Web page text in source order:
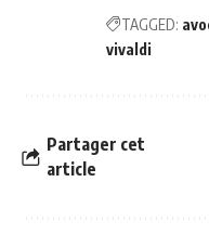
TAGGED:
vivaldi
Partager cet
article